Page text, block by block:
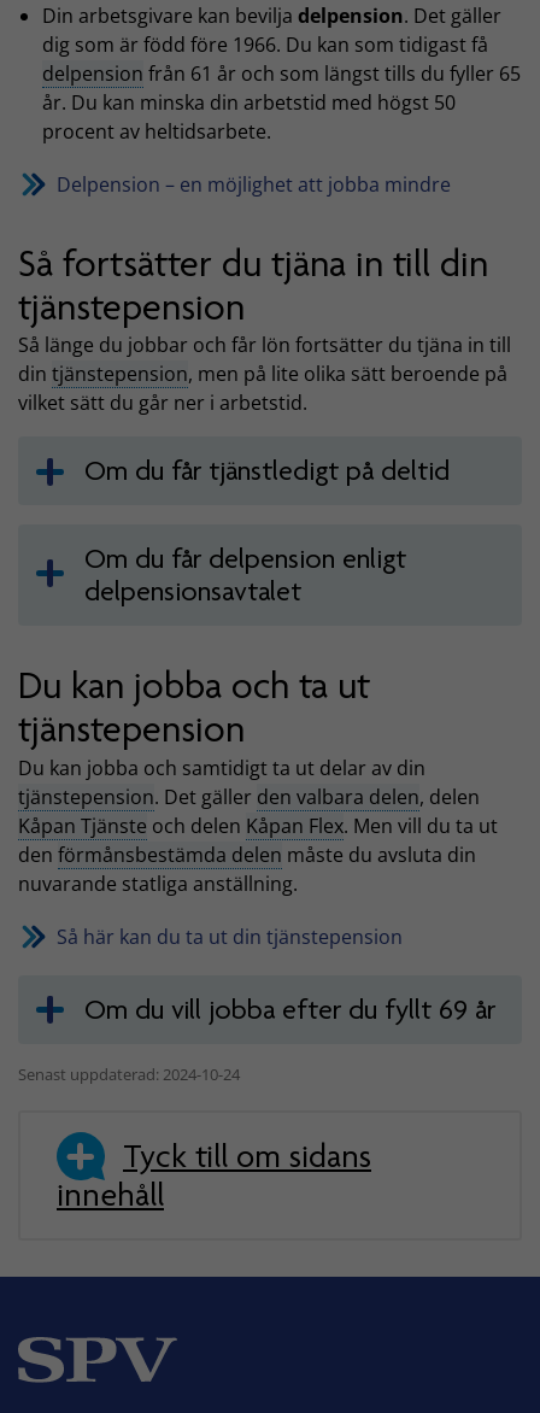
Din arbetsgivare kan bevilja delpension. Det gäller
dig som är född före 1966. Du kan som tidigast få
delpension från 61 år och som längst tills du fyller 65
år. Du kan minska din arbetstid med högst 50
procent av heltidsarbete.
Delpension – en möjlighet att jobba mindre
Så fortsätter du tjäna in till din
tjänstepension
Så länge du jobbar och får lön fortsätter du tjäna in till
din tjänstepension, men på lite olika sätt beroende på
vilket sätt du går ner i arbetstid.
Om du får tjänstledigt på deltid
Om du får delpension enligt
delpensionsavtalet
Du kan jobba och ta ut
tjänstepension
Du kan jobba och samtidigt ta ut delar av din
tjänstepension. Det gäller den valbara delen, delen
Kåpan Tjänste och delen Kåpan Flex. Men vill du ta ut
den förmånsbestämda delen måste du avsluta din
nuvarande statliga anställning.
Så här kan du ta ut din tjänstepension
Om du vill jobba efter du fyllt 69 år
Senast uppdaterad: 2024-10-24
Tyck till om sidans
innehåll